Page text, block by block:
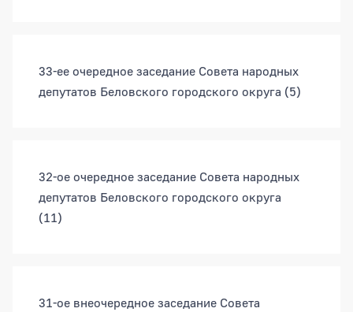
33-ее очередное заседание Совета народных
депутатов Беловского городского округа (5)
32-ое очередное заседание Совета народных
депутатов Беловского городского округа
(11)
31-ое внеочередное заседание Совета